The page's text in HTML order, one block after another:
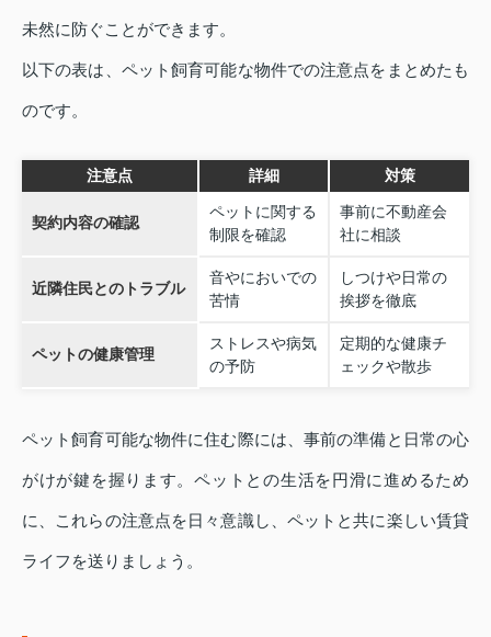
未然に防ぐことができます。
以下の表は、ペット飼育可能な物件での注意点をまとめたも
のです。
注意点 詳細 対策
契約内容の確認
ペットに関する
制限を確認
事前に不動産会
社に相談
近隣住民とのトラブル
音やにおいでの
苦情
しつけや日常の
挨拶を徹底
ペットの健康管理
ストレスや病気
の予防
定期的な健康チ
ェックや散歩
ペット飼育可能な物件に住む際には、事前の準備と日常の心
がけが鍵を握ります。ペットとの生活を円滑に進めるため
に、これらの注意点を日々意識し、ペットと共に楽しい賃貸
ライフを送りましょう。